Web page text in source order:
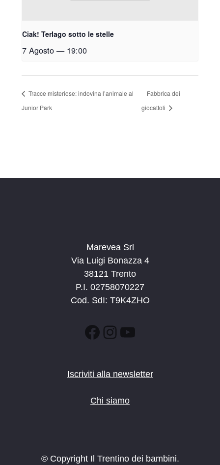
Ciak! Terlago sotto le stelle
7 Agosto — 19:00
Tracce misteriose: indovina l’animale al
Junior Park
Fabbrica dei
giocattoli
Marevea Srl
Via Luigi Bonazza 4
38121 Trento
P.I. 02758070227
Cod. SdI: T9K4ZHO
Facebook
Instagram
YouTube
Iscriviti alla newsletter
Chi siamo
© Copyright Il Trentino dei bambini.